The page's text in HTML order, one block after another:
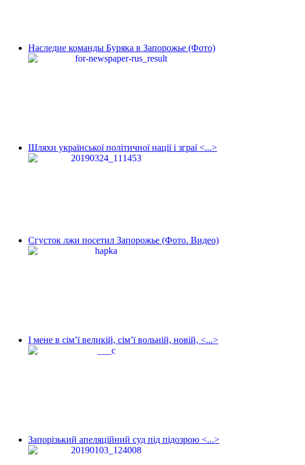
Наследие команды Буряка в Запорожье (Фото)
Шляхи української політичної нації і зграї <...>
Сгусток лжи посетил Запорожье (Фото. Видео)
І мене в сім’ї великій, сім’ї вольній, новій, <...>
Запорізький апеляційний суд під підозрою <...>